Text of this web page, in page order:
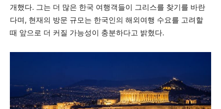
개했다. 그는 더 많은 한국 여행객들이 그리스를 찾기를 바란
다며, 현재의 방문 규모는 한국인의 해외여행 수요를 고려할
때 앞으로 더 커질 가능성이 충분하다고 밝혔다.